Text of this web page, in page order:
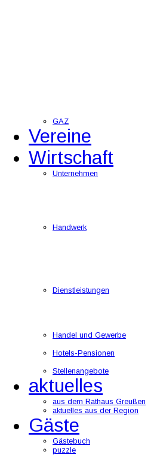
GAZ
Vereine
Wirtschaft
Unternehmen
Handwerk
Dienstleistungen
Handel und Gewerbe
Hotels-Pensionen
Stellenangebote
aktuelles
aus dem Rathaus Greußen
aktuelles aus der Region
Gäste
Gästebuch
puzzle